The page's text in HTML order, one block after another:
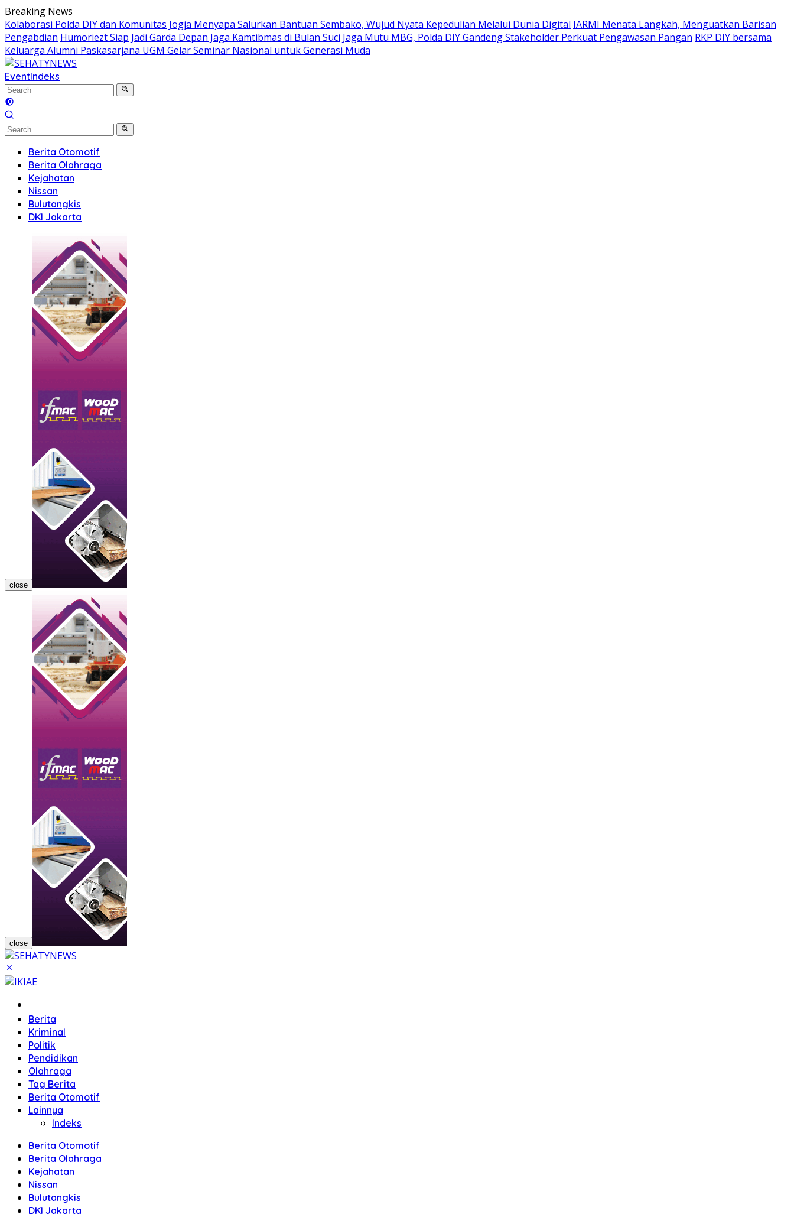
Skip
to
content
Breaking News
Kolaborasi Polda DIY dan Komunitas Jogja Menyapa Salurkan Bantuan Sembako, Wujud Nyata Kepedulian Melalui Dunia Digital IARMI Menata Langkah, Menguatkan Barisan
Pengabdian Humoriezt Siap Jadi Garda Depan Jaga Kamtibmas di Bulan Suci Jaga Mutu MBG, Polda DIY Gandeng Stakeholder Perkuat Pengawasan Pangan RKP DIY bersama
Keluarga Alumni Paskasarjana UGM Gelar Seminar Nasional untuk Generasi Muda
EventIndeks
Berita Otomotif
Berita Olahraga
Kejahatan
Nissan
Bulutangkis
DKI Jakarta
close
close
Berita
Kriminal
Politik
Pendidikan
Olahraga
Tag Berita
Berita Otomotif
Lainnya
Indeks
Berita Otomotif
Berita Olahraga
Kejahatan
Nissan
Bulutangkis
DKI Jakarta